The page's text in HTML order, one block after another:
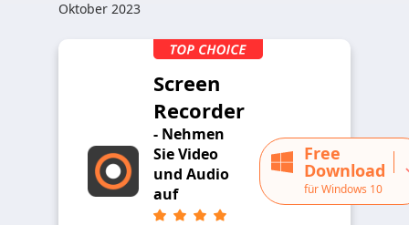
Oktober 2023
Screen
Recorder
- Nehmen
Sie Video
und Audio
auf
Free
Download
für Windows 10